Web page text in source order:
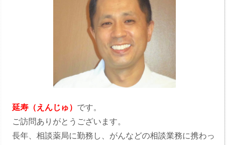
延寿（えんじゅ） です。
ご訪問ありがとうございます。
長年、相談薬局に勤務し、がんなどの相談業務に携わっ